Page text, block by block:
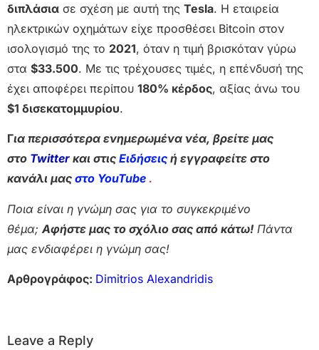
διπλάσια σε σχέση με αυτή της Tesla. Η εταιρεία
ηλεκτρικών οχημάτων είχε προσθέσει Bitcoin στον
ισολογισμό της το 2021, όταν η τιμή βρισκόταν γύρω
στα $33.500. Με τις τρέχουσες τιμές, η επένδυσή της
έχει αποφέρει περίπου 180% κέρδος, αξίας άνω του
$1 δισεκατομμυρίου.
Για περισσότερα ενημερωμένα νέα, βρείτε μας
στο Twitter και στις Ειδήσεις ή εγγραφείτε στο
κανάλι μας στο YouTube .
Ποια είναι η γνώμη σας για το συγκεκριμένο
θέμα; Αφήστε μας το σχόλιο σας από κάτω! Πάντα
μας ενδιαφέρει η γνώμη σας!
Αρθρογράφος: Dimitrios Alexandridis
Leave a Reply